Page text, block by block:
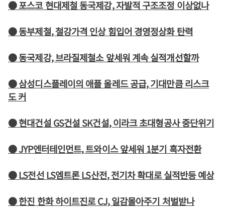
● 포스코 현대제철 동국제강, 자발적 구조조정 이상없나
● 동부제철, 철강가격 인상 힘입어 경영정상화 탄력
● 동국제강, 브라질제철소 앞세워 계속 실적개선할까
● 삼성디스플레이의 애플 올레드 공급, 기대만큼 리스크
도 커
● 현대건설 GS건설 SK건설, 이라크 초대형공사 중단위기
● JYP엔터테인먼트, 트와이스 앞세워 1분기 흑자전환
● LS전선 LS엠트론 LS산전, 전기차 확대로 실적반등 예상
● 한진 한화 하이트진로 CJ, 일감몰아주기 처벌받나